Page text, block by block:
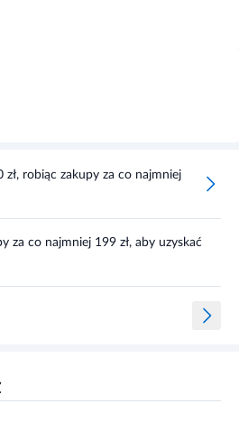
zł, robiąc zakupy za co najmniej
za co najmniej 199 zł, aby uzyskać